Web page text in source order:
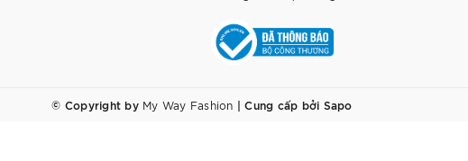
© Copyright by My Way Fashion | Cung cấp bởi Sapo